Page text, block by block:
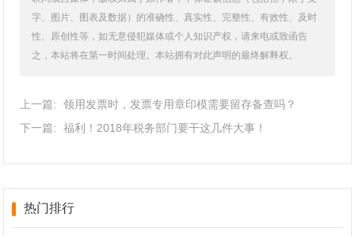
字、图片、图表及数据）的准确性、真实性、完整性、有效性、及时
性、原创性等，如无意侵犯媒体或个人知识产权，请来电或致函告
之，本站将在第一时间处理。本站拥有对此声明的最终解释权。
上一篇:
领用发票时，发票专用章印模需要留存备查吗？
下一篇:
福利！2018年税务部门要干这几件大事！
热门排行